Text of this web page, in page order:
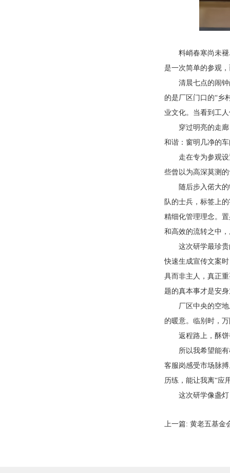
料峭春寒尚未
是一次简单的参观
清晨七点的闹
的是厂区门口的“乡
业文化。当看到工
穿过明亮的走
和谐：窗明几净的
走在专为参观
些曾以为高深莫测
随后步入偌大
队的士兵，标签上
精细化管理理念。
和高效的流转之中
这次研学最珍
快速生成宣传文案
具而非主人，真正
题的真本事才是安
厂区中央的空
的暖意。临别时，
返程路上，酥
所以我希望能
客服岗感受市场脉
历练，能让我离“应
这次研学像盏
上一篇: 黄老五基金